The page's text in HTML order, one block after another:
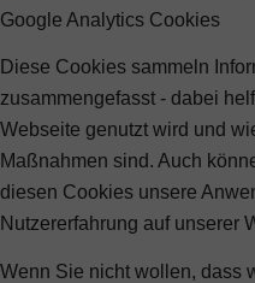
Google Analytics Cookies
Diese Cookies sammeln
zusammengefasst - dabei
Webseite genutzt wird und
Maßnahmen sind. Auch
diesen Cookies unsere
Nutzererfahrung auf unserer
Wenn Sie nicht wollen, dass